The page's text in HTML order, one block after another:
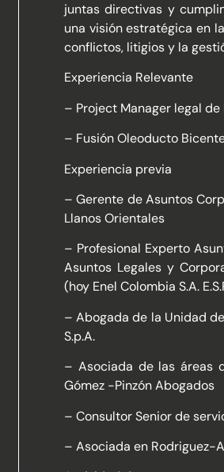
juntas directivas y
una visión estratégica en
conflictos, litigios y la
Experiencia Relevante
– Project Manager legal de
– Fusión Oleoducto
Experiencia previa
– Gerente de Asuntos
Llanos Orientales
– Profesional Experto
Asuntos Legales y
(hoy Enel Colombia S.A.
– Abogada de la Unidad
S.p.A.
– Asociada de las áreas
Gómez -Pinzón Abogados
– Consultor Senior de
– Asociada en Rodriguez-